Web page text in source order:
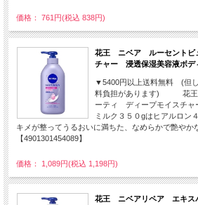
価格： 761円(税込 838円)
花王 ニベア ルーセントビ
チャー 浸透保湿美容液ボデ
▼5400円以上送料無料 (但
料負担があります) 花王
ーティ ディープモイスチ
ミルク３５０gはヒアルロン
キメが整ってうるおいに満ちた、なめらかで艶や
【4901301454089】
価格： 1,089円(税込 1,198円)
花王 ニベアリペア エキス